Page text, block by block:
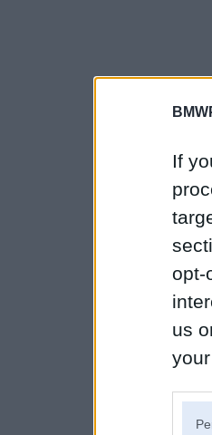
If
opt-
us